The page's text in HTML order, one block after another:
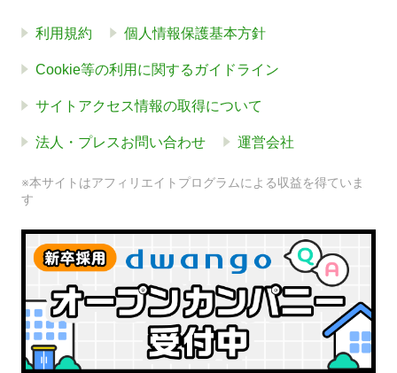
利用規約 個人情報保護基本方針
Cookie等の利用に関するガイドライン
サイトアクセス情報の取得について
法人・プレスお問い合わせ 運営会社
※本サイトはアフィリエイトプログラムによる収益を得ていま
す